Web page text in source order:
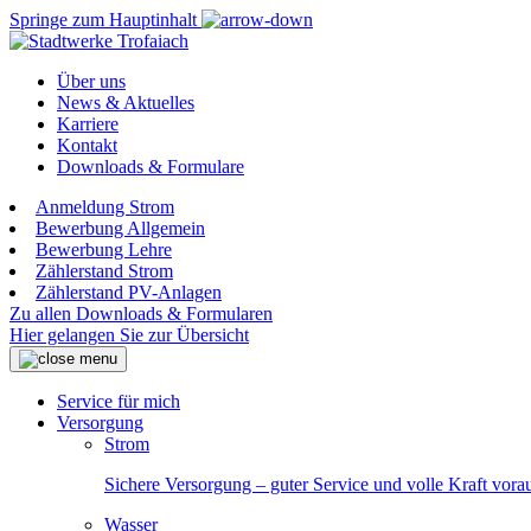
Springe zum Hauptinhalt
Über uns
News & Aktuelles
Karriere
Kontakt
Downloads & Formulare
Anmeldung Strom
Bewerbung Allgemein
Bewerbung Lehre
Zählerstand Strom
Zählerstand PV-Anlagen
Zu allen Downloads & Formularen
Hier gelangen Sie zur Übersicht
Service für mich
Versorgung
Strom
Sichere Versorgung – guter Service und volle Kraft
Wasser